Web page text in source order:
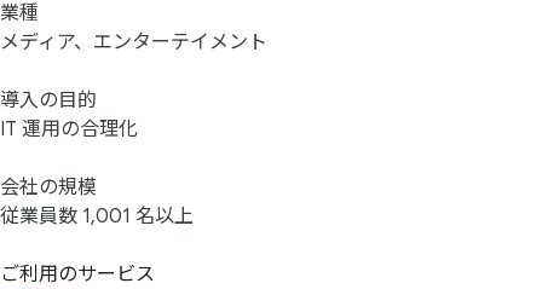
業種
メディア、エンターテイメント
導入の目的
IT 運用の合理化
会社の規模
従業員数 1,001 名以上
ご利用のサービス